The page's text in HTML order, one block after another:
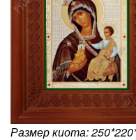
Размер киота: